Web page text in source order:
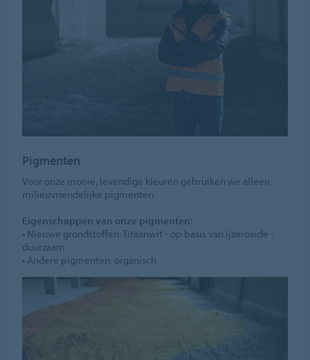
Pigmenten
Voor onze mooie, levendige kleuren gebruiken we alleen
milieuvriendelijke pigmenten.
Eigenschappen van onze pigmenten:
• Nieuwe grondstoffen: Titaanwit - op basis van ijzeroxide -
duurzaam
• Andere pigmenten: organisch